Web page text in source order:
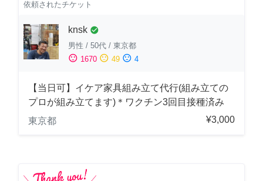
依頼されたチケット
knsk check_circle
男性 / 50代 / 東京都
sentiment_satisfied 1670 sentiment_neutral 49 sentiment_dissatisfied 4
【当日可】イケア家具組み立て代行(組み立ての
プロが組み立てます)＊ワクチン3回目接種済み
東京都
¥3,000